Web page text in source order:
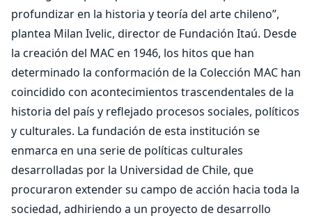
profundizar en la historia y teoría del arte chileno”,
plantea Milan Ivelic, director de Fundación Itaú. Desde
la creación del MAC en 1946, los hitos que han
determinado la conformación de la Colección MAC han
coincidido con acontecimientos trascendentales de la
historia del país y reflejado procesos sociales, políticos
y culturales. La fundación de esta institución se
enmarca en una serie de políticas culturales
desarrolladas por la Universidad de Chile, que
procuraron extender su campo de acción hacia toda la
sociedad, adhiriendo a un proyecto de desarrollo